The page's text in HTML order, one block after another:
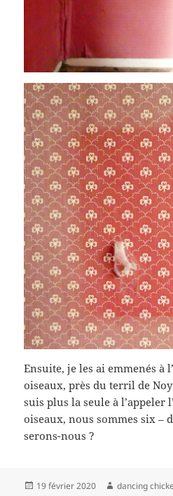
Ensuite, je les ai emmenés à
oiseaux, près du terril de
suis plus la seule à l’appeler
oiseaux, nous sommes six –
serons-nous ?
Publié
19 février 2020 Auteur
dancing